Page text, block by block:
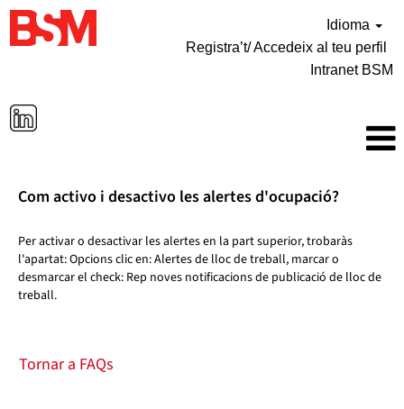
Idioma
Registra’t/ Accedeix al teu perfil
Intranet BSM
Com activo i desactivo les alertes d'ocupació?
Per activar o desactivar les alertes en la part superior, trobaràs
l'apartat: Opcions clic en: Alertes de lloc de treball, marcar o
desmarcar el check: Rep noves notificacions de publicació de lloc de
treball.
Tornar a FAQs